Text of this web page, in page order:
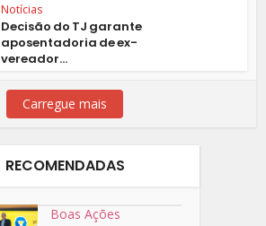
Notícias
Decisão do TJ garante
aposentadoria de ex-
vereador...
Carregue mais
RECOMENDADAS
Boas Ações